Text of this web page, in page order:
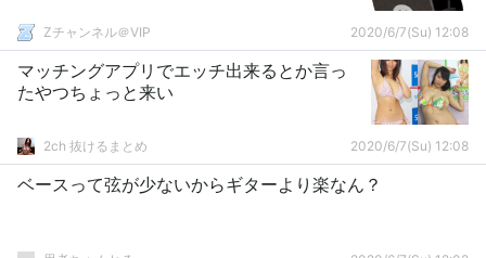
Zチャンネル＠VIP 2020/6/7(Su) 12:08
マッチングアプリでエッチ出来るとか言っ
たやつちょっと来い
2ch 抜けるまとめ 2020/6/7(Su) 12:08
ベースって弦が少ないからギターより楽なん？